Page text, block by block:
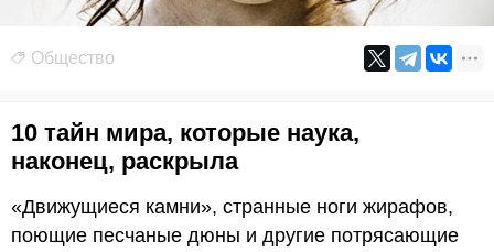
Общество
10 тайн мира, которые наука,
наконец, раскрыла
«Движущиеся камни», странные ноги жирафов,
поющие песчаные дюны и другие потрясающие